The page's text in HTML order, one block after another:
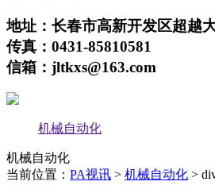
地址：长春市高新开发区超越
传真：0431-85810581
信箱：jltkxs@163.com
机械自动化
机械自动化
当前位置： PA视讯 > 机械自动化 >